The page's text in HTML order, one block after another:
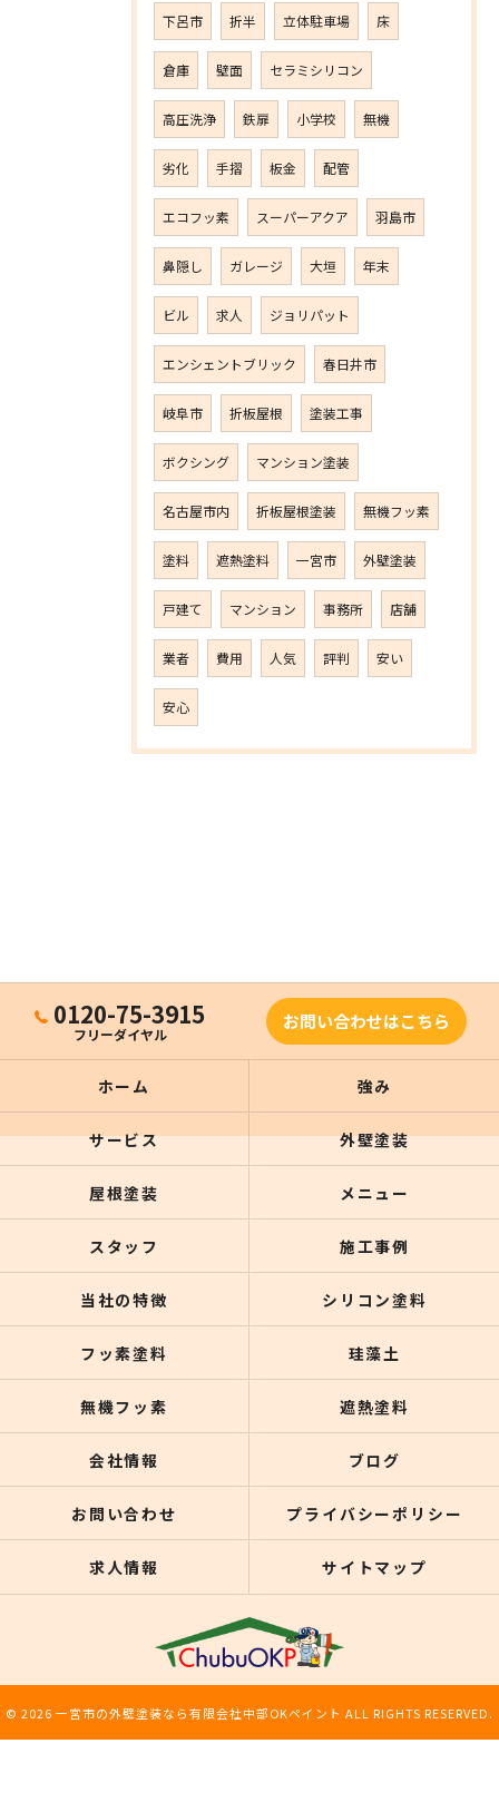
下呂市 折半 立体駐車場 床
倉庫 壁面 セラミシリコン
高圧洗浄 鉄扉 小学校 無機
劣化 手摺 板金 配管
エコフッ素 スーパーアクア 羽島市
鼻隠し ガレージ 大垣 年末
ビル 求人 ジョリパット
エンシェントブリック 春日井市
岐阜市 折板屋根 塗装工事
ボクシング マンション塗装
名古屋市内 折板屋根塗装 無機フッ素
塗料 遮熱塗料 一宮市 外壁塗装
戸建て マンション 事務所 店舗
業者 費用 人気 評判 安い
安心
0120-75-3915
フリーダイヤル
お問い合わせはこちら
ホーム 強み
サービス 外壁塗装
屋根塗装 メニュー
スタッフ 施工事例
当社の特徴 シリコン塗料
フッ素塗料 珪藻土
無機フッ素 遮熱塗料
会社情報 ブログ
お問い合わせ プライバシーポリシー
求人情報 サイトマップ
© 2026 一宮市の外壁塗装なら有限会社中部OKペイント ALL RIGHTS RESERVED.